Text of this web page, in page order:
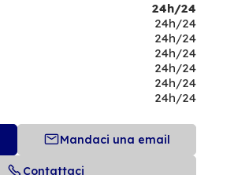
24h/24
24h/24
24h/24
24h/24
24h/24
24h/24
24h/24
Mandaci una email
Contattaci